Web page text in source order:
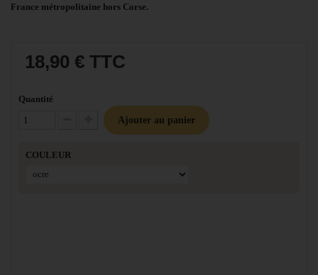
France métropolitaine hors Corse.
18,90 € TTC
Quantité
Diminuer la quantité
Augmenter la quantité
Ajouter au panier
COULEUR